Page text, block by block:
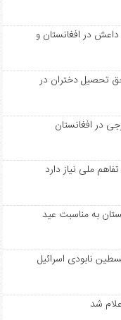
نفر توسط داعش در افغانستان و
تحصیل دختران در
ملی نیاز دارد
در افغانستان به مناسبت عید
نابودی اسرائیل
شد